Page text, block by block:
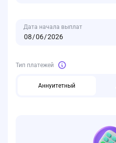
Дата начала выплат
Тип платежей
Аннуитетный